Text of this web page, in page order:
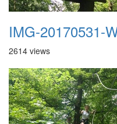
IMG-20170531-
2614 views